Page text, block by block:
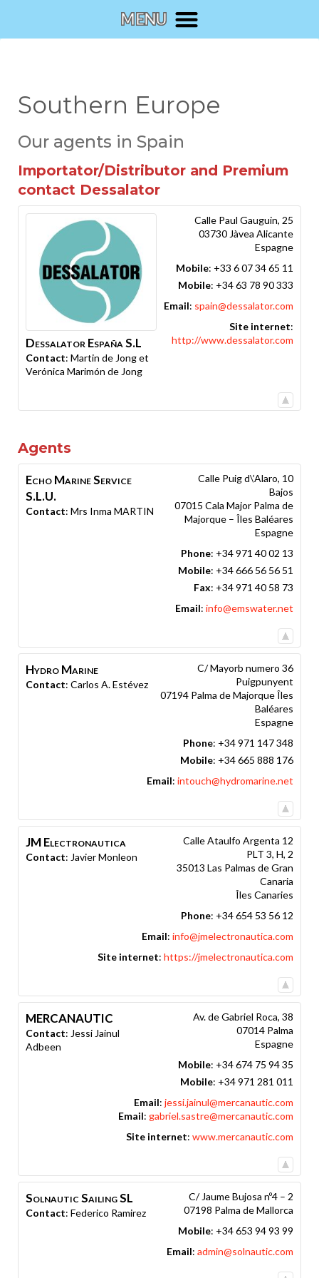
Southern Europe
Our agents in Spain
Importator/Distributor and Premium
contact Dessalator
Dessalator España S.L
Contact: Martin de Jong et
Verónica Marimón de Jong
Calle Paul Gauguin, 25
03730 Jàvea Alicante
Espagne
Mobile: +33 6 07 34 65 11
Mobile: +34 63 78 90 333
Email: spain@dessalator.com
Site internet:
http://www.dessalator.com
Agents
Echo Marine Service
S.L.U.
Contact: Mrs Inma MARTIN
Calle Puig d\’Alaro, 10
Bajos
07015 Cala Major Palma de
Majorque – Îles Baléares
Espagne
Phone: +34 971 40 02 13
Mobile: +34 666 56 56 51
Fax: +34 971 40 58 73
Email: info@emswater.net
Hydro Marine
Contact: Carlos A.Estévez
C/ Mayorb numero 36
Puigpunyent
07194 Palma de MajorqueÎles
Baléares
Espagne
Phone: +34 971 147 348
Mobile: +34 665 888 176
Email: intouch@hydromarine.net
JM Electronautica
Contact: JavierMonleon
Calle Ataulfo Argenta 12
PLT 3, H, 2
35013 Las Palmas de Gran
Canaria
Îles Canaries
Phone: +34 654 53 56 12
Email: info@jmelectronautica.com
Site internet: https://jmelectronautica.com
MERCANAUTIC
Contact: Jessi Jainul
Adbeen
Av. de Gabriel Roca, 38
07014 Palma
Espagne
Mobile: +34 674 75 94 35
Mobile: +34 971 281 011
Email: jessi.jainul@mercanautic.com
Email: gabriel.sastre@mercanautic.com
Site internet: www.mercanautic.com
Solnautic Sailing SL
Contact: Federico Ramirez
C/ Jaume Bujosa nº4 – 2
07198 Palma de Mallorca
Mobile: +34 653 94 93 99
Email: admin@solnautic.com